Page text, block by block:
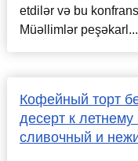
etdilər və bu
Müəllimlər peşəkarl...
Кофейный торт
десерт к
сливочный и